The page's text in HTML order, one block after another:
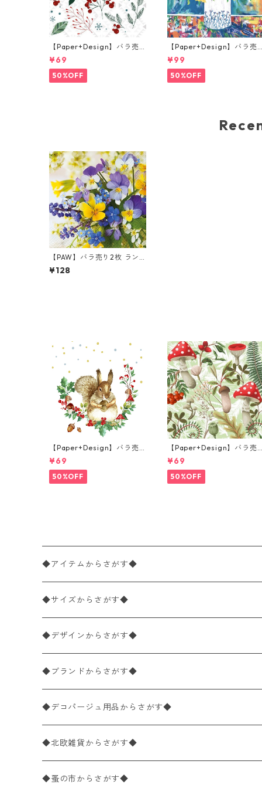
【Paper+Design】バラ売
り2枚 ランチサイズ ペーパ
ーナプキン Festive florals
ホワイト
¥69
50%OFF
【Paper+Design】バラ売
り2枚 ランチサイズ ペーパ
ーナプキン Portchie Art
xed flowers in a white
e ホワイト
¥99
50%OFF
【PAW】バラ売り2枚 ラン
チサイズ ペーパーナプキン
Spring Day パープル
¥128
【Paper+Design】バラ売
り2枚 ランチサイズ ペーパ
ーナプキン Forest Squirrel
ホワイト
¥69
50%OFF
【Paper+Design】バラ売
り2枚 ランチサイズ ペーパ
ーナプキン Forest Fungi
リーン
¥69
50%OFF
◆アイテムからさがす◆
ペーパーナプキン2枚バラ売り
ペーパーナプキン1枚バラ売り
ペーパーナプキン20枚入りパック
ペーパーナプキン10枚入りパック
ライスペーパー
ペーパーリネンナプキン
◆サイズからさがす◆
33×33cm（ランチサイズ）
バラ売り
パック売り
25×25cm（カクテルサイズ）
バラ売り
パック売り
40×40cm（ディナーサイズ）
バラ売り
パック売り
21×21cm（ポケットサイズ）
バラ売り
33cm（ラウンド）
◆デザインからさがす◆
花柄
植物・グリーン柄
動物・鳥・昆虫・蝶柄
海・魚柄
◆ブランドからさがす◆
ドイツ製 IHR/イア
ランチサイズ
カクテルサイズ
ドイツ製 Ambiente/アンビエンテ
ランチサイズ
ドイツ製 Paperproducts Design
◆デコパージュ用品からさがす◆
デコパージュ液
デコパージュ下地
◆北欧雑貨からさがす◆
シリコンモールド
◆蚤の市からさがす◆